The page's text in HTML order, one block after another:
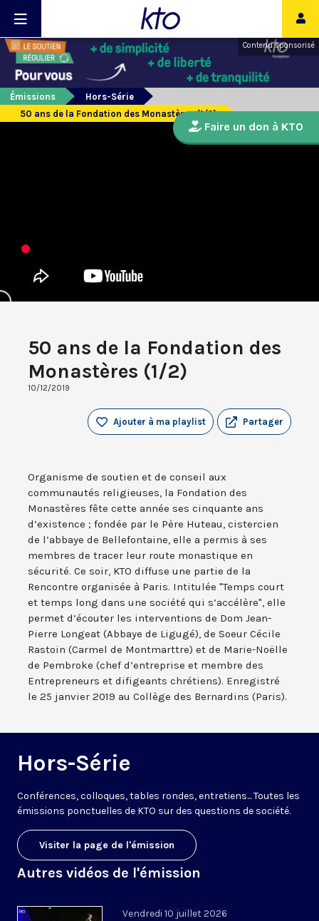
Contenu sponsorisé
Émissions
Hors-Série
50 ans de la Fondation des Monastères (1/2)
50 ans de la Fondation des
Monastères (1/2)
10/12/2019
Partager
Ajouter à ma playlist
Organisme de soutien et de conseil aux
communautés religieuses, la Fondation des
Monastères fête cette année ses cinquante ans
d’existence ; fondée par le Père Huteau, cistercien
de l’abbaye de Bellefontaine, elle a permis à ses
membres de tracer leur route monastique en
sécurité. Ce soir, KTO diffuse une partie de la
Rencontre organisée à Paris. Intitulée "Temps court
et temps long dans une société qui s’accélère", elle
permet d’écouter les interventions de Dom Jean-
Pierre Longeat (Abbaye de Ligugé), de Soeur Cécile
Rastoin (Carmel de Montmarttre) et de Marie-Noëlle
de Pembroke (chef d’entreprise et membre des
Entrepreneurs et difigeants chrétiens). Enregistré
le 25 janvier 2019 au Collège des Bernardins (Paris).
Hors-Série
Conférences, colloques, tables rondes, entretiens... Toutes les
émissions ponctuelles de KTO sur des questions de société.
Visiter la page de l'émission
Autres vidéos de l'émission
Vendredi 10 juillet 2026
Faire un don à KTO